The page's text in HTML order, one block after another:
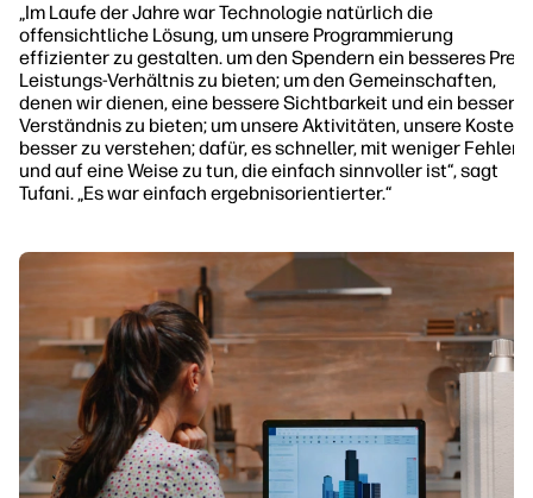
„Im Laufe der Jahre war Technologie natürlich die
offensichtliche Lösung, um unsere Programmierung
effizienter zu gestalten. um den Spendern ein besseres
Leistungs-Verhältnis zu bieten; um den Gemeinschaften,
denen wir dienen, eine bessere Sichtbarkeit und ein besseres
Verständnis zu bieten; um unsere Aktivitäten, unsere Kosten
besser zu verstehen; dafür, es schneller, mit weniger Fehlern
und auf eine Weise zu tun, die einfach sinnvoller ist“, sagt
Tufani. „Es war einfach ergebnisorientierter.“